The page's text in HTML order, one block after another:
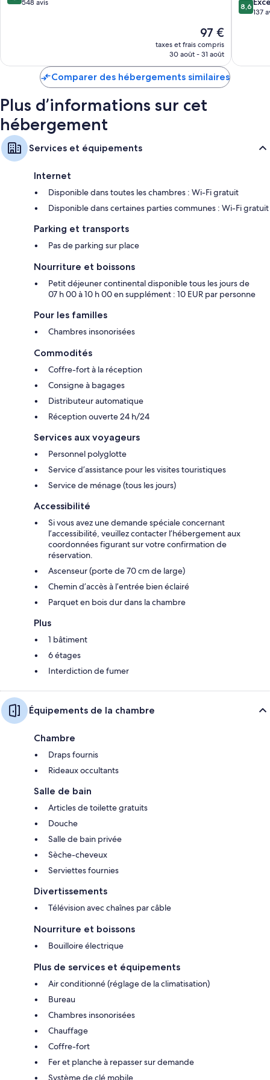
Garde-robe ou placard, bouilloire électrique et chauffage
sur 548 avis
Le
nouveau
prix
de
97 €
taxes et frais compris
30 août - 31 août
sur
8,6
137
Comparer des hébergements similaires
Plus d’informations sur cet
hébergement
Services et équipements
Internet
Disponible dans toutes les chambres : Wi-Fi gratuit
Disponible dans certaines parties communes : Wi-Fi gratuit
Parking et transports
Pas de parking sur place
Nourriture et boissons
Petit déjeuner continental disponible tous les jours de
07 h 00 à 10 h 00 en supplément : 10 EUR par personne
Pour les familles
Chambres insonorisées
Commodités
Coffre-fort à la réception
Consigne à bagages
Distributeur automatique
Réception ouverte 24 h/24
Services aux voyageurs
Personnel polyglotte
Service d’assistance pour les visites touristiques
Service de ménage (tous les jours)
Accessibilité
Si vous avez une demande spéciale concernant
l’accessibilité, veuillez contacter l’hébergement aux
coordonnées figurant sur votre confirmation de
réservation.
Ascenseur (porte de 70 cm de large)
Chemin d’accès à l’entrée bien éclairé
Parquet en bois dur dans la chambre
Plus
1 bâtiment
6 étages
Interdiction de fumer
Équipements de la chambre
Chambre
Draps fournis
Rideaux occultants
Salle de bain
Articles de toilette gratuits
Douche
Salle de bain privée
Sèche-cheveux
Serviettes fournies
Divertissements
Télévision avec chaînes par câble
Nourriture et boissons
Bouilloire électrique
Plus de services et équipements
Air conditionné (réglage de la climatisation)
Bureau
Chambres insonorisées
Chauffage
Coffre-fort
Fer et planche à repasser sur demande
Système de clé mobile